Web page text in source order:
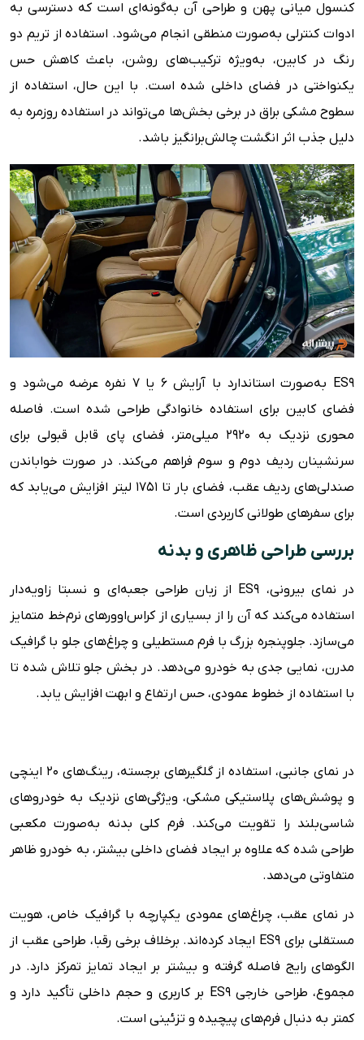
کنسول میانی پهن و طراحی آن به‌گونه‌ای است که دسترسی به
ادوات کنترلی به‌صورت منطقی انجام می‌شود. استفاده از تریم دو
رنگ در کابین، به‌ویژه ترکیب‌های روشن، باعث کاهش حس
یکنواختی در فضای داخلی شده است. با این حال، استفاده از
سطوح مشکی براق در برخی بخش‌ها می‌تواند در استفاده روزمره به
دلیل جذب اثر انگشت چالش‌برانگیز باشد.
ES9 به‌صورت استاندارد با آرایش ۶ یا ۷ نفره عرضه می‌شود و
فضای کابین برای استفاده خانوادگی طراحی شده است. فاصله
محوری نزدیک به ۲۹۲۰ میلی‌متر، فضای پای قابل قبولی برای
سرنشینان ردیف دوم و سوم فراهم می‌کند. در صورت خواباندن
صندلی‌های ردیف عقب، فضای بار تا ۱۷۵۱ لیتر افزایش می‌یابد که
برای سفرهای طولانی کاربردی است.
بررسی طراحی ظاهری و بدنه
در نمای بیرونی، ES9 از زبان طراحی جعبه‌ای و نسبتا زاویه‌دار
استفاده می‌کند که آن را از بسیاری از کراس‌اوورهای نرم‌خط متمایز
می‌سازد. جلوپنجره بزرگ با فرم مستطیلی و چراغ‌های جلو با گرافیک
مدرن، نمایی جدی به خودرو می‌دهد. در بخش جلو تلاش شده تا
با استفاده از خطوط عمودی، حس ارتفاع و ابهت افزایش یابد.
در نمای جانبی، استفاده از گلگیرهای برجسته، رینگ‌های ۲۰ اینچی
و پوشش‌های پلاستیکی مشکی، ویژگی‌های نزدیک به خودروهای
شاسی‌بلند را تقویت می‌کند. فرم کلی بدنه به‌صورت مکعبی
طراحی شده که علاوه بر ایجاد فضای داخلی بیشتر، به خودرو ظاهر
متفاوتی می‌دهد.
در نمای عقب، چراغ‌های عمودی یکپارچه با گرافیک خاص، هویت
مستقلی برای ES9 ایجاد کرده‌اند. برخلاف برخی رقبا، طراحی عقب از
الگوهای رایج فاصله گرفته و بیشتر بر ایجاد تمایز تمرکز دارد. در
مجموع، طراحی خارجی ES9 بر کاربری و حجم داخلی تأکید دارد و
کمتر به دنبال فرم‌های پیچیده و تزئینی است.